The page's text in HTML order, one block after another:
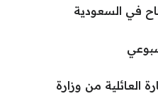
في السعودية
العائلية من وزارة